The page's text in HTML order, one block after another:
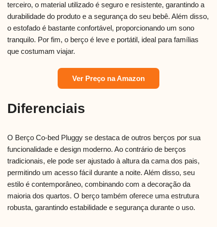
terceiro, o material utilizado é seguro e resistente, garantindo a
durabilidade do produto e a segurança do seu bebê. Além disso,
o estofado é bastante confortável, proporcionando um sono
tranquilo. Por fim, o berço é leve e portátil, ideal para famílias
que costumam viajar.
Ver Preço na Amazon
Diferenciais
O Berço Co-bed Pluggy se destaca de outros berços por sua
funcionalidade e design moderno. Ao contrário de berços
tradicionais, ele pode ser ajustado à altura da cama dos pais,
permitindo um acesso fácil durante a noite. Além disso, seu
estilo é contemporâneo, combinando com a decoração da
maioria dos quartos. O berço também oferece uma estrutura
robusta, garantindo estabilidade e segurança durante o uso.